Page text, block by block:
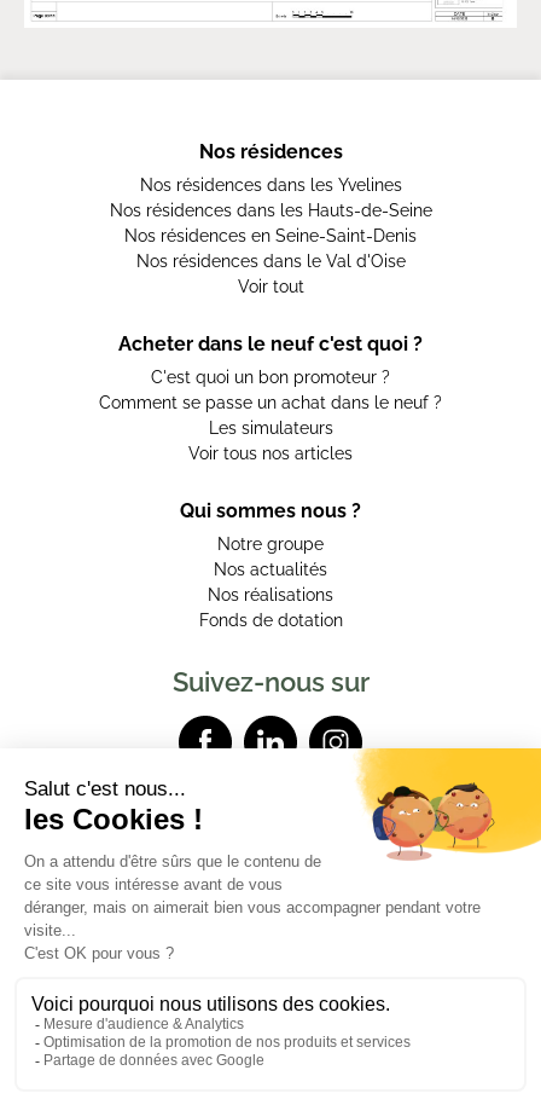
Nos résidences
Nos résidences dans les Yvelines
Nos résidences dans les Hauts-de-Seine
Nos résidences en Seine-Saint-Denis
Nos résidences dans le Val d'Oise
Voir tout
Acheter dans le neuf c'est quoi ?
C'est quoi un bon promoteur ?
Comment se passe un achat dans le neuf ?
Les simulateurs
Voir tous nos articles
Qui sommes nous ?
Notre groupe
Nos actualités
Nos réalisations
Fonds de dotation
Suivez-nous sur
Powered by Elixir